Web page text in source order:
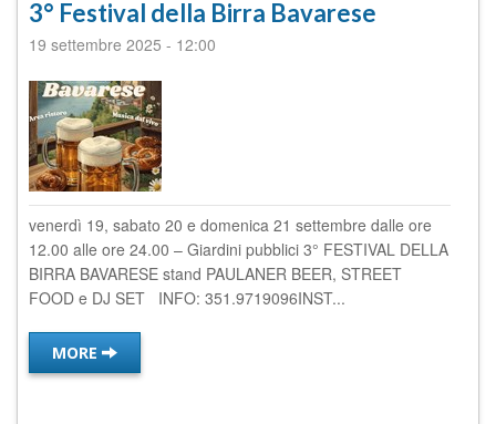
3° Festival della Birra Bavarese
19 settembre 2025 - 12:00
venerdì 19, sabato 20 e domenica 21 settembre dalle ore
12.00 alle ore 24.00 – Giardini pubblici 3° FESTIVAL DELLA
BIRRA BAVARESE stand PAULANER BEER, STREET
FOOD e DJ SET INFO: 351.9719096INST...
MORE